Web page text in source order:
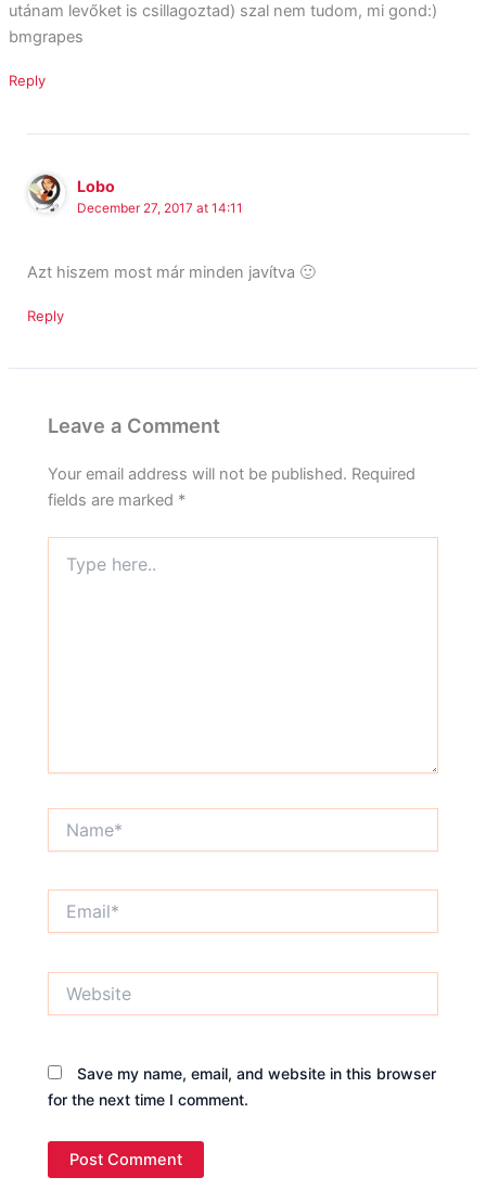
utánam levőket is csillagoztad) szal nem tudom, mi gond:)
bmgrapes
Reply
Lobo
December 27, 2017 at 14:11
Azt hiszem most már minden javítva 🙂
Reply
Leave a Comment
Your email address will not be published. Required
fields are marked *
here..
Save my name, email, and website in this browser
for the next time I comment.